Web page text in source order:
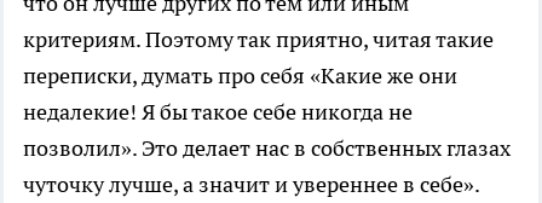
критериям. Поэтому так приятно, читая такие
переписки, думать про себя «Какие же они
недалекие! Я бы такое себе никогда не
позволил». Это делает нас в собственных глазах
чуточку лучше, а значит и увереннее в себе».